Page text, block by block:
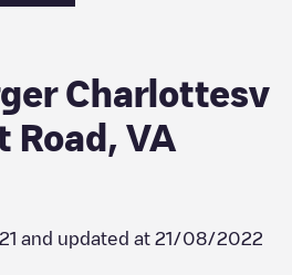
Charlottesv
Road, VA
and updated at 21/08/2022